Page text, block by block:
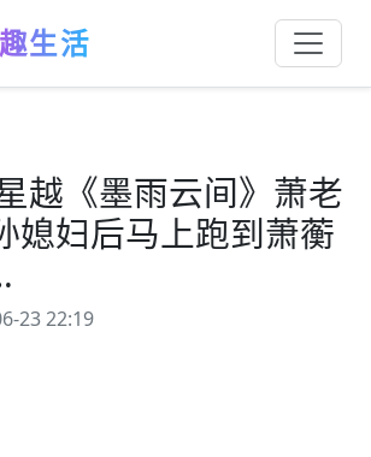
生活
越《墨雨云间》萧老
媳妇后马上跑到萧蘅
23 22:19